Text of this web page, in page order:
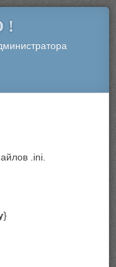
!
.ini.
}